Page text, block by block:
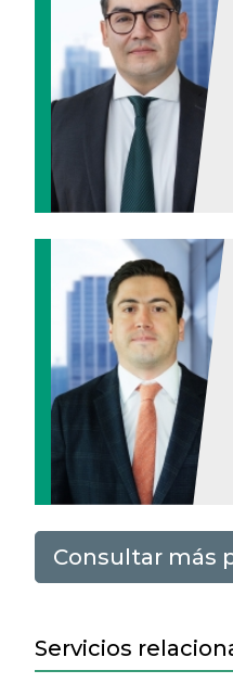
Consultar más
Servicios